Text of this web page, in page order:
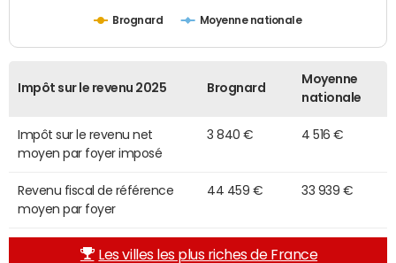
Brognard Moyenne nationale
Impôt sur le revenu 2025 Brognard
Moyenne
nationale
Impôt sur le revenu net
moyen par foyer imposé
3 840 € 4 516 €
Revenu fiscal de référence
moyen par foyer
44 459 € 33 939 €
Les villes les plus riches de France